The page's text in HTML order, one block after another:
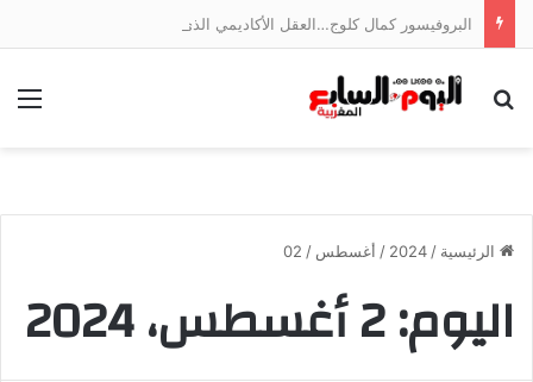
بحث عن
الرئيسية /
2024
/ أغسطس /
02
اليوم:2 أغسطس، 2024